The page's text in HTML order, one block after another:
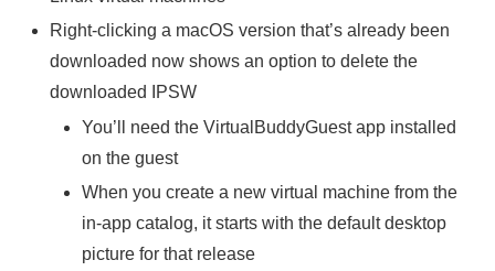
Right-clicking a macOS version that’s already been
downloaded now shows an option to delete the
downloaded IPSW
You’ll need the VirtualBuddyGuest app installed
on the guest
When you create a new virtual machine from the
in-app catalog, it starts with the default desktop
picture for that release